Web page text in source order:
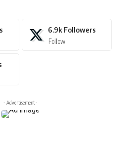
6.9k Followers
Follow
- Advertisement -